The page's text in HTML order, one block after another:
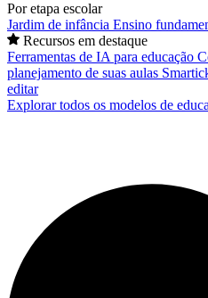
Por etapa escolar
Jardim de infância Ensino
Recursos em destaque
Ferramentas de IA para educação
planejamento de suas aulas
editar
Explorar todos os modelos de